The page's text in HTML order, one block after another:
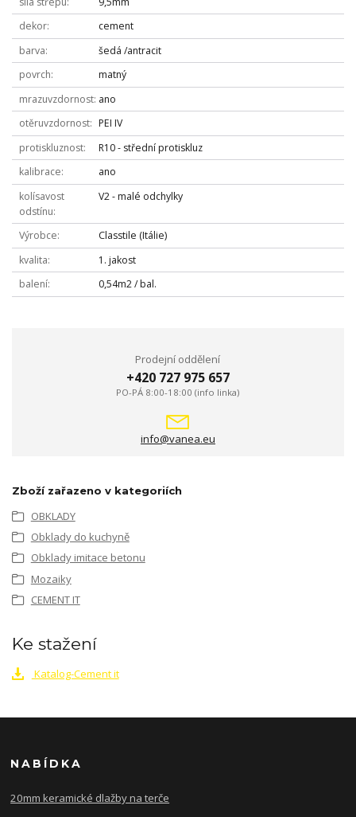
dekor
cement
barva
šedá /antracit
povrch
matný
mrazuvzdornost ano
otěruvzdornost
PEI IV
protiskluznost
R10 - střední protiskluz
kalibrace
ano
kolísavost
odstínu
V2 - malé odchylky
Výrobce
Classtile (Itálie)
kvalita
1. jakost
balení
0,54m2 / bal.
Prodejní oddělení
+420 727 975 657
PO-PÁ 8:00-18:00 (info linka)
info@vanea.eu
Zboží zařazeno v kategoriích
OBKLADY
Obklady do kuchyně
Obklady imitace betonu
Mozaiky
CEMENT IT
Ke stažení
Katalog-Cement it
NABÍDKA
20mm keramické dlažby na terče